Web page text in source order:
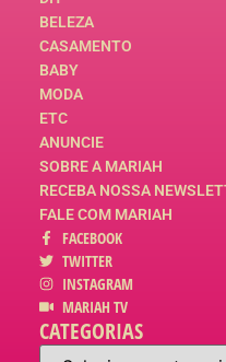
BELEZA
CASAMENTO
BABY
MODA
ETC
ANUNCIE
SOBRE A MARIAH
RECEBA NOSSA
FALE COM MARIAH
FACEBOOK
TWITTER
INSTAGRAM
MARIAH TV
CATEGORIAS